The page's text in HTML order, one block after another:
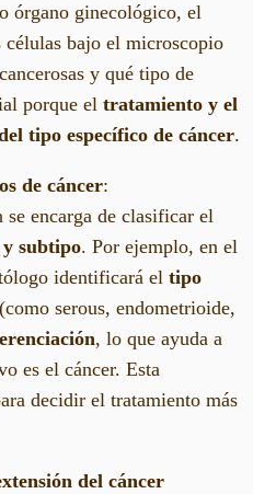
órgano ginecológico, el
células bajo el microscopio
y qué tipo de
porque el tratamiento y el
tipo específico de cáncer.
de cáncer:
encarga de clasificar el
subtipo. Por ejemplo, en el
identificará el tipo
serous, endometrioide,
, lo que ayuda a
es el cáncer. Esta
decidir el tratamiento más
del cáncer